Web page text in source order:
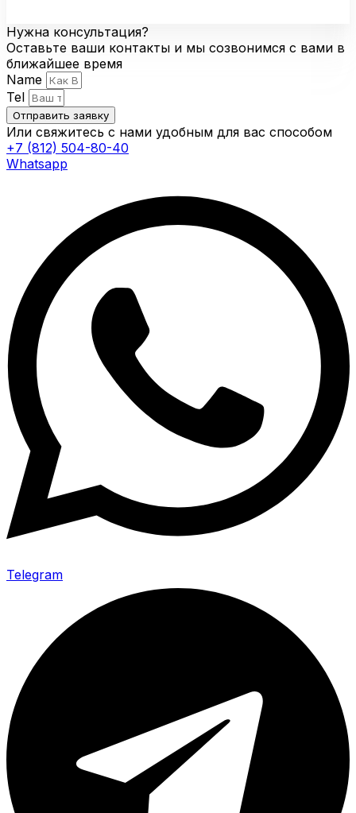
Нужна консультация?
Оставьте ваши контакты и мы созвонимся с вами в
ближайшее время
Name
Tel
Отправить заявку
Или свяжитесь с нами удобным для вас способом
+7 (812) 504-80-40
Whatsapp
Telegram